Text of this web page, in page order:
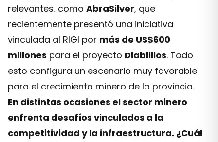
relevantes, como AbraSilver, que
recientemente presentó una iniciativa
vinculada al RIGI por más de US$600
millones para el proyecto Diablillos. Todo
esto configura un escenario muy favorable
para el crecimiento minero de la provincia.
En distintas ocasiones el sector minero
enfrenta desafíos vinculados a la
competitividad y la infraestructura. ¿Cuál